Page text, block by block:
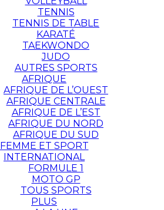
TENNIS
TENNIS DE TABLE
KARATÉ
TAEKWONDO
JUDO
AUTRES SPORTS
AFRIQUE
AFRIQUE DE L’OUEST
AFRIQUE CENTRALE
AFRIQUE DE L’EST
AFRIQUE DU NORD
AFRIQUE DU SUD
FEMME ET SPORT
INTERNATIONAL
FORMULE 1
MOTO GP
TOUS SPORTS
PLUS